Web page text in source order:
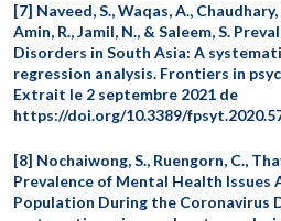
[7] Naveed, S., Waqas, A., Chaudhary,
Amin, R., Jamil, N., & Saleem, S.
Disorders in South Asia: A
regression analysis. Frontiers in
Extrait le 2 septembre 2021 de
https://doi.org/10.3389/
[8] Nochaiwong, S., Ruengorn, C.,
Prevalence of Mental Health Issues
Population During the Coronavirus